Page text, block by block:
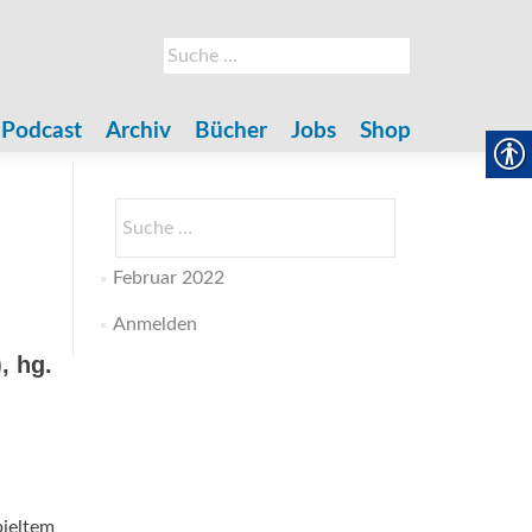
Suche
nach:
Podcast Archiv Bücher Jobs Shop
hg.
nach:
Februar 2022
Anmelden